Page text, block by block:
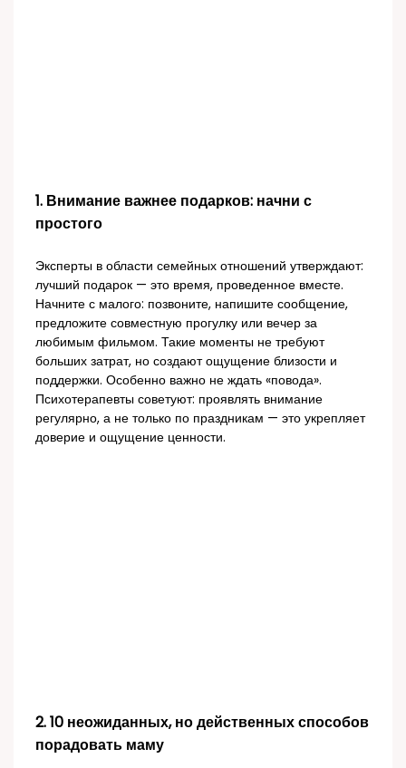
1. Внимание важнее подарков: начни с
простого
Эксперты в области семейных отношений утверждают:
лучший подарок — это время, проведенное вместе.
Начните с малого: позвоните, напишите сообщение,
предложите совместную прогулку или вечер за
любимым фильмом. Такие моменты не требуют
больших затрат, но создают ощущение близости и
поддержки. Особенно важно не ждать «повода».
Психотерапевты советуют: проявлять внимание
регулярно, а не только по праздникам — это укрепляет
доверие и ощущение ценности.
2. 10 неожиданных, но действенных способов
порадовать маму